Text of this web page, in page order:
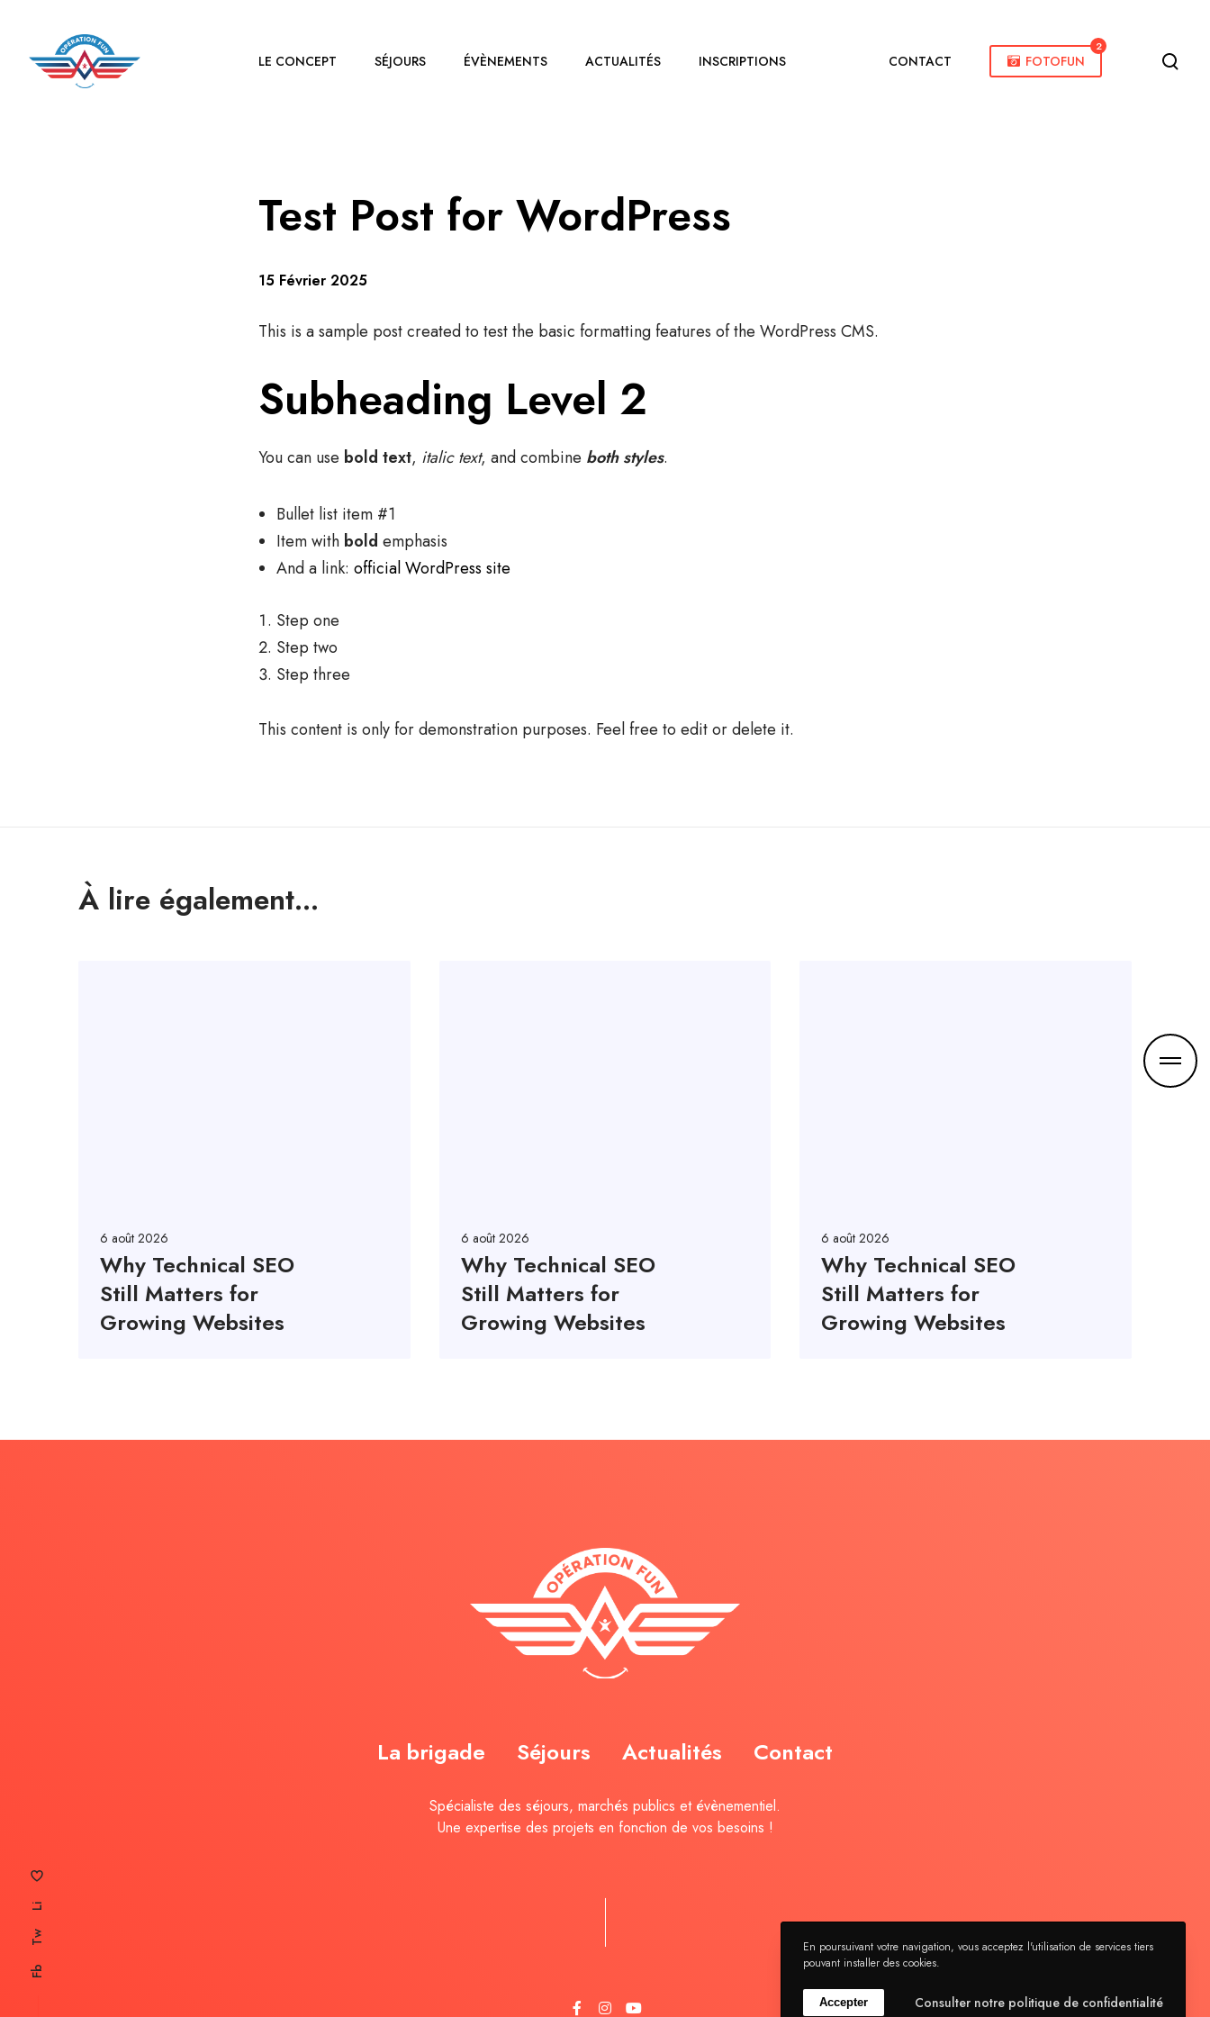
LE CONCEPT SÉJOURS ÉVÈNEMENTS ACTUALITÉS INSCRIPTIONS CONTACT FOTOFUN
2
Test Post for WordPress
15 Février 2025
This is a sample post created to test the basic formatting features of the WordPress CMS.
Subheading Level 2
You can use bold text, italic text, and combine both styles.
Bullet list item #1
Item with bold emphasis
And a link: official WordPress site
Step one
Step two
Step three
This content is only for demonstration purposes. Feel free to edit or delete it.
Fb
Tw
Li
À lire également...
6 août 2026
Why Technical SEO
Still Matters for
Growing Websites
6 août 2026
Why Technical SEO
Still Matters for
Growing Websites
6 août 2026
Why Technical SEO
Still Matters for
Growing Websites
La brigade Séjours Actualités Contact
Spécialiste des séjours, marchés publics et évènementiel.
Une expertise des projets en fonction de vos besoins !
F I Y
En poursuivant votre navigation, vous acceptez l'utilisation de services tiers
pouvant installer des cookies.
Consulter notre politique de confidentialité
Accepter